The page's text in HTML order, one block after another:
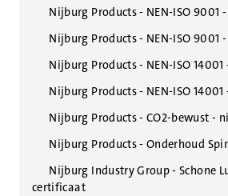
Nijburg Products - NEN-ISO 9001 -
Nijburg Products - NEN-ISO 9001 -
Nijburg Products - NEN-ISO 14001
Nijburg Products - NEN-ISO 14001
Nijburg Products - CO2-bewust -
Nijburg Products - Onderhoud
Nijburg Industry Group - Schone
certificaat